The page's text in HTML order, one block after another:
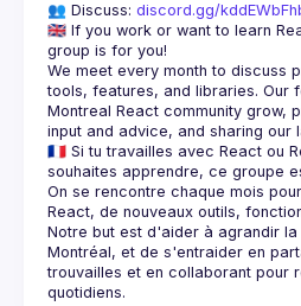
👥 Discuss: discord.gg/
🇬🇧 If you work or want to learn
We meet every month to discuss
tools, features, and libraries. Our
Montreal React community grow,
🇫🇷 Si tu travailles avec React ou
On se rencontre chaque mois
React, de nouveaux outils,
Notre but est d'aider à agrandir la
Montréal, et de s'entraider en
trouvailles et en collaborant pour